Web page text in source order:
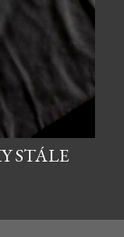
STÁLE